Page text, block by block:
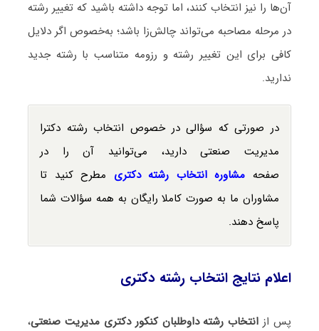
آن‌ها را نیز انتخاب کنند، اما توجه داشته باشید که تغییر رشته
در مرحله مصاحبه می‌تواند چالش‌زا باشد؛ به‌خصوص اگر دلایل
کافی برای این تغییر رشته و رزومه متناسب با رشته جدید
ندارید.
در صورتی که سؤالی در خصوص انتخاب رشته دکترا
مدیریت صنعتی دارید، می‌توانید آن را در
صفحه مشاوره انتخاب رشته دکتری مطرح کنید تا
مشاوران ما به صورت کاملا رایگان به همه سؤالات شما
پاسخ دهند.
اعلام نتایج انتخاب رشته دکتری
پس از انتخاب رشته داوطلبان کنکور دکتری مدیریت صنعتی،